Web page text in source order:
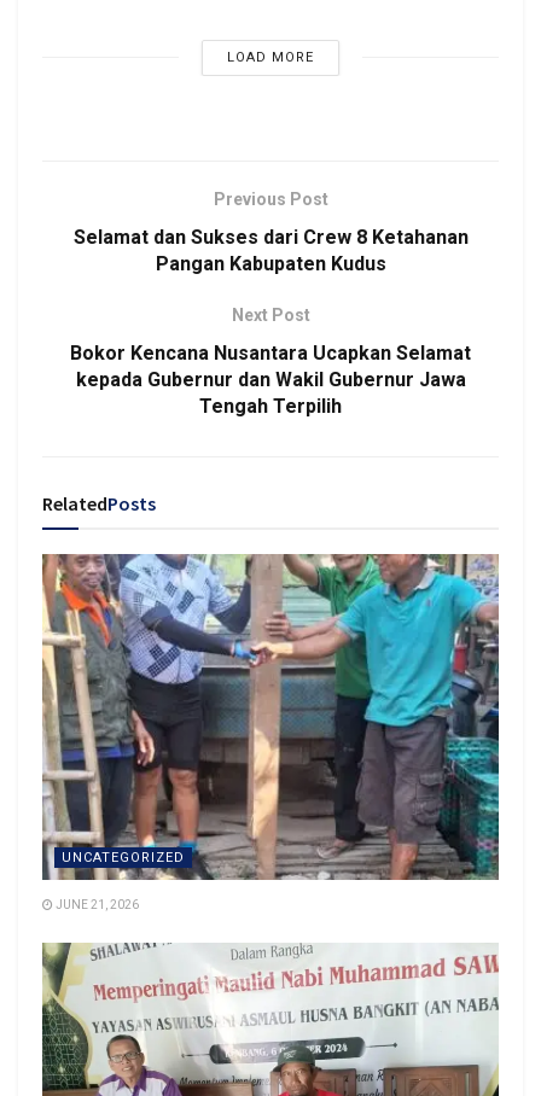
LOAD MORE
Previous Post
Selamat dan Sukses dari Crew 8 Ketahanan
Pangan Kabupaten Kudus
Next Post
Bokor Kencana Nusantara Ucapkan Selamat
kepada Gubernur dan Wakil Gubernur Jawa
Tengah Terpilih
RelatedPosts
UNCATEGORIZED
JUNE 21, 2026